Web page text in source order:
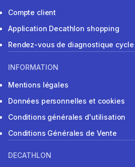
Compte client
Application Decathlon shopping
Rendez-vous de diagnostique cycle
INFORMATION
Mentions légales
Données personnelles et cookies
Conditions générales d'utilisation
Conditions Générales de Vente
DECATHLON